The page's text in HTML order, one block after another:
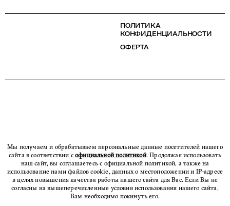
ПОЛИТИКА
КОНФИДЕНЦИАЛЬНОСТИ
ОФЕРТА
Мы получаем и обрабатываем персональные данные посетителей нашего
сайта в соответствии софициальной политикой. Продолжая использовать
наш сайт, вы соглашаетесь с официальной политикой, а также на
использование нами файлов cookie, данных о местоположении и IP-адресе
в целях повышения качества работы нашего сайта для Вас. Если Вы не
согласны на вышеперечисленные условия использования нашего сайта,
Вам необходимо покинуть его.